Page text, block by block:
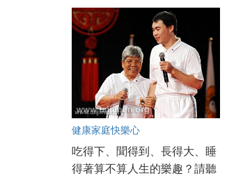
健康家庭快樂心
吃得下、聞得到、長得大、睡
得著算不算人生的樂趣？請聽